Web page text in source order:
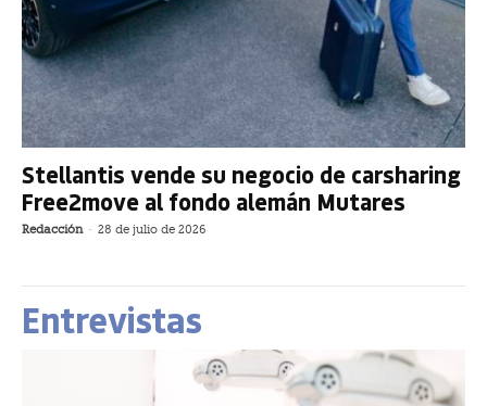
Stellantis vende su negocio de carsharing
Free2move al fondo alemán Mutares
Redacción - 28 de julio de 2026
Entrevistas